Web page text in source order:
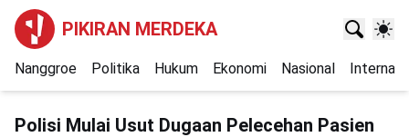
PIKIRAN MERDEKA
Nanggroe Politika Hukum Ekonomi Nasional
Polisi Mulai Usut Dugaan Pelecehan Pasien